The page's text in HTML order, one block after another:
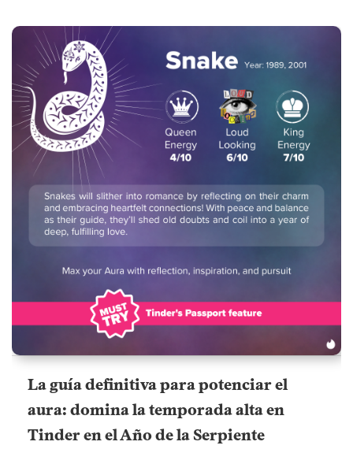
La guía definitiva para potenciar el
aura: domina la temporada alta en
Tinder en el Año de la Serpiente